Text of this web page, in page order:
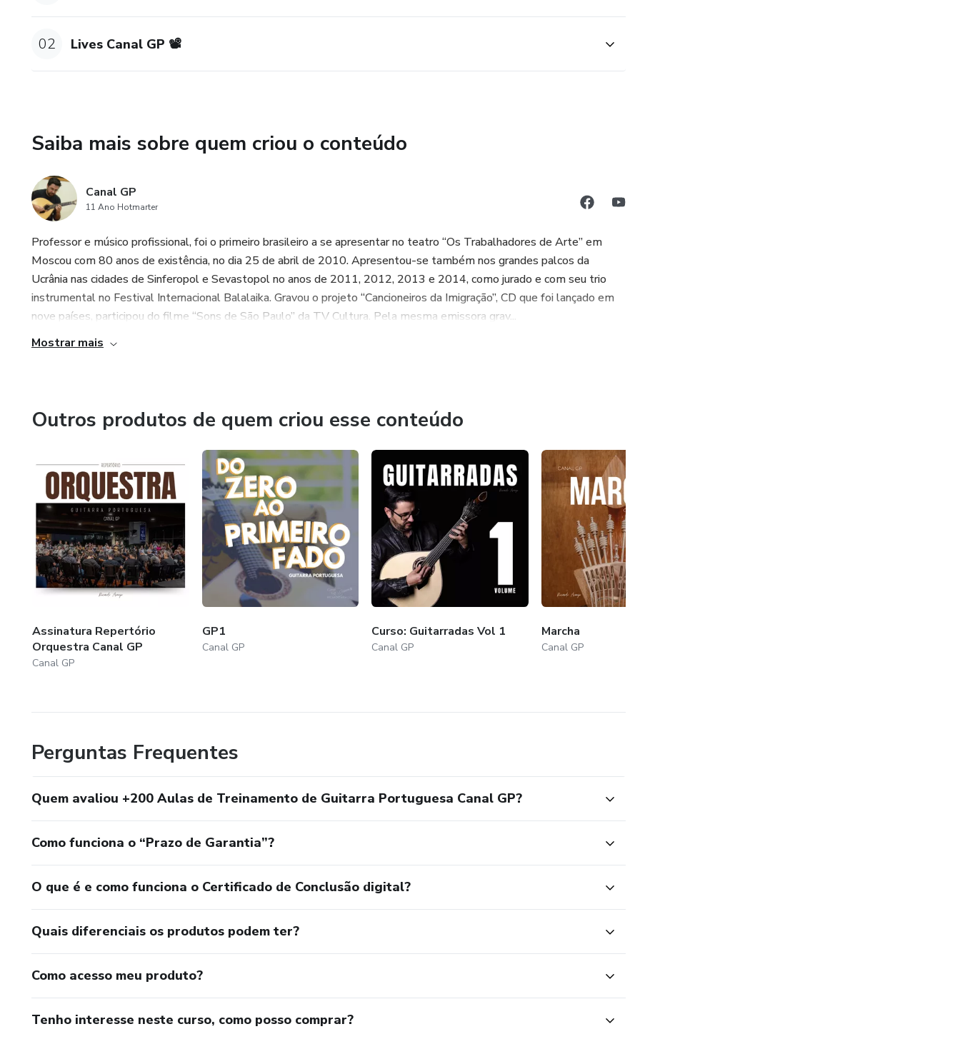
Caso a assinatura seja encerrada, o acesso ao material será bloqueado.
👨‍💻 suporte@canalgp.online
02 Lives Canal GP 📽
Saiba mais sobre quem criou o conteúdo
Canal GP
11 Ano Hotmarter
Professor e músico profissional, foi o primeiro brasileiro a se apresentar no teatro “Os Trabalhadores de Arte” em
Moscou com 80 anos de existência, no dia 25 de abril de 2010. Apresentou-se também nos grandes palcos da
Ucrânia nas cidades de Sinferopol e Sevastopol no anos de 2011, 2012, 2013 e 2014, como jurado e com seu trio
instrumental no Festival Internacional Balalaika. Gravou o projeto “Cancioneiros da Imigração”, CD que foi lançado em
nove países, participou do filme “Sons de São Paulo” da TV Cultura. Pela mesma emissora grav...
Mostrar mais
Outros produtos de quem criou esse conteúdo
Assinatura Repertório
Orquestra Canal GP
Canal GP
GP1
Canal GP
Curso: Guitarradas Vol 1
Canal GP
Marcha
Canal GP
Perguntas Frequentes
Quem avaliou +200 Aulas de Treinamento de Guitarra Portuguesa Canal GP?
Como funciona o “Prazo de Garantia”?
O que é e como funciona o Certificado de Conclusão digital?
Quais diferenciais os produtos podem ter?
Como acesso meu produto?
Tenho interesse neste curso, como posso comprar?